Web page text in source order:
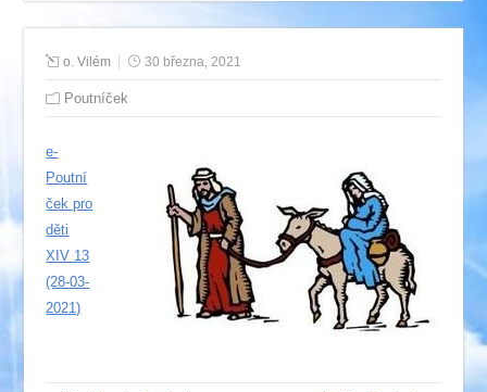
o. Vilém 30 března, 2021
Poutníček
e-
Poutní
ček pro
děti
XIV 13
(28-03-
2021)